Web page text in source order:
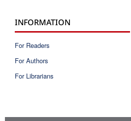
INFORMATION
For Readers
For Authors
For Librarians